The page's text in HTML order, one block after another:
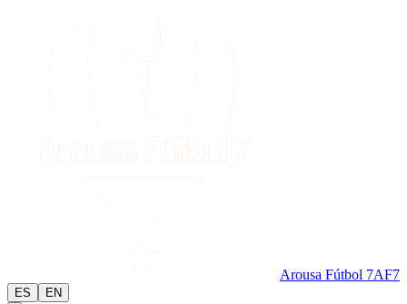
Arousa Fútbol 7AF7
ES EN